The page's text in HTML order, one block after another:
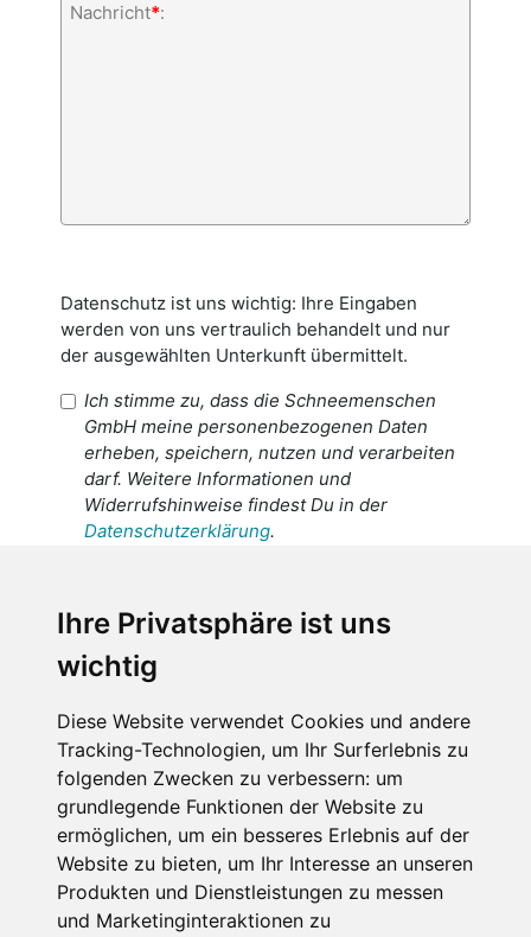
Ihre Privatsphäre ist uns
wichtig
Diese Website verwendet Cookies und andere
Tracking-Technologien, um Ihr Surferlebnis zu
folgenden Zwecken zu verbessern: um
grundlegende Funktionen der Website zu
ermöglichen, um ein besseres Erlebnis auf der
Website zu bieten, um Ihr Interesse an unseren
Produkten und Dienstleistungen zu messen
und Marketinginteraktionen zu
Nachricht*:
Datenschutz ist uns wichtig: Ihre Eingaben
werden von uns vertraulich behandelt und nur
der ausgewählten Unterkunft übermittelt.
Ich stimme zu, dass die Schneemenschen
GmbH meine personenbezogenen Daten
erheben, speichern, nutzen und verarbeiten
darf. Weitere Informationen und
Widerrufshinweise findest Du in der
Datenschutzerklärung.
personenbezogenen Daten an den
Empfänger dieser Nachricht weitergeleitet
werden dürfen. Weitere Informationen und
Datenschutzerklärung.
Anfrage abschicken
Diese Seite ist durch reCAPTCHA geschützt und es
gelten die GoogleDatenschutzerklärung und
Nutzungsbedingungen.